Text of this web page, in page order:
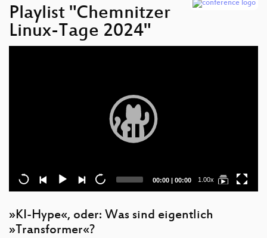
Playlist "Chemnitzer
Linux-Tage 2024"
Current
00:00 | Total
00:00 1.00x
»KI-Hype«, oder: Was sind eigentlich
»Transformer«?